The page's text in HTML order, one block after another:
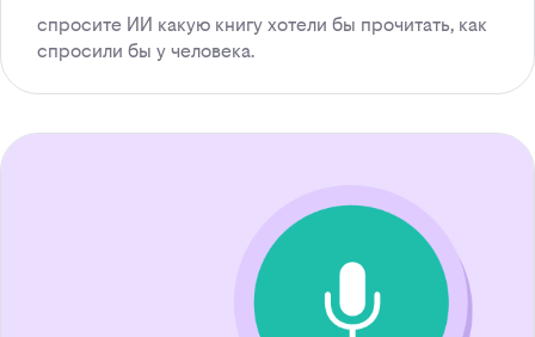
спросите ИИ какую книгу хотели бы прочитать, как
спросили бы у человека.